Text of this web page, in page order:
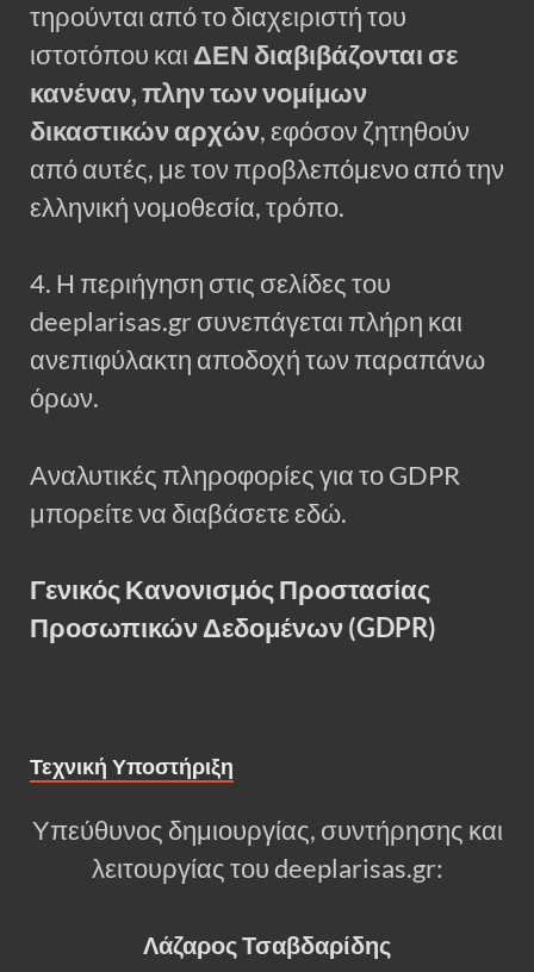
τηρούνται από το διαχειριστή του
ιστοτόπου και ΔΕΝ διαβιβάζονται σε
κανέναν, πλην των νομίμων
δικαστικών αρχών, εφόσον ζητηθούν
από αυτές, με τον προβλεπόμενο από την
ελληνική νομοθεσία, τρόπο.
4. Η περιήγηση στις σελίδες του
deeplarisas.gr συνεπάγεται πλήρη και
ανεπιφύλακτη αποδοχή των παραπάνω
όρων.
Αναλυτικές πληροφορίες για το GDPR
μπορείτε να διαβάσετε εδώ.
Γενικός Κανονισμός Προστασίας
Προσωπικών Δεδομένων (GDPR)
Τεχνική Υποστήριξη
Υπεύθυνος δημιουργίας, συντήρησης και
λειτουργίας του deeplarisas.gr:
Λάζαρος Τσαβδαρίδης